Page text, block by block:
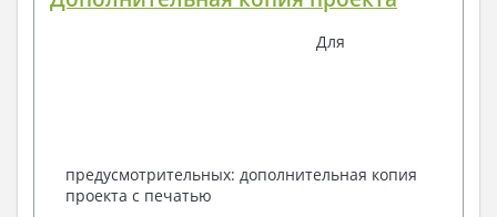
Для
предусмотрительных: дополнительная копия
проекта с печатью